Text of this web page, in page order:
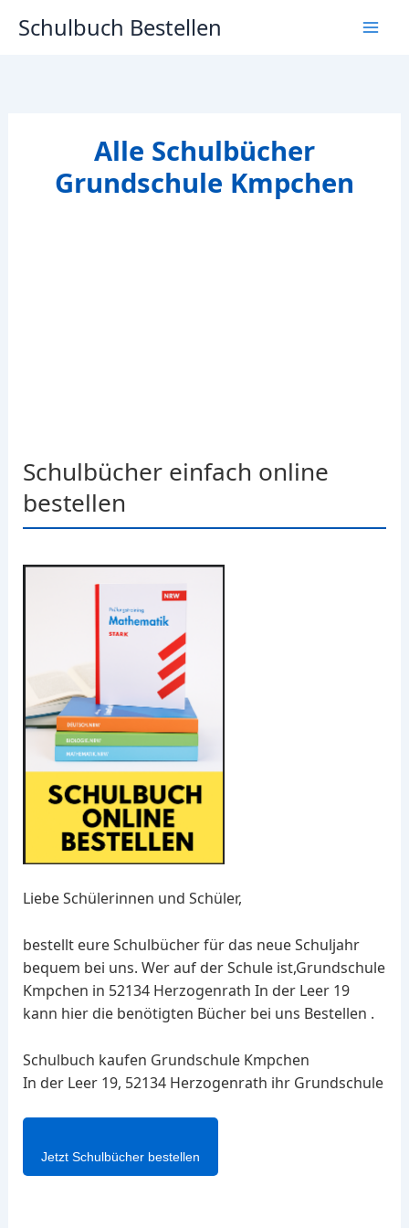
InhaltSchulbuch Bestellen
Alle Schulbücher
Grundschule Kmpchen
Schulbücher einfach online
bestellen
Liebe Schülerinnen und Schüler,
bestellt eure Schulbücher für das neue Schuljahr
bequem bei uns. Wer auf der Schule ist,Grundschule
Kmpchen in 52134 Herzogenrath In der Leer 19
kann hier die benötigten Bücher bei uns Bestellen .
Schulbuch kaufen Grundschule Kmpchen
In der Leer 19, 52134 Herzogenrath ihr Grundschule
Jetzt Schulbücher bestellen